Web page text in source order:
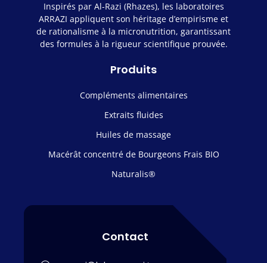
Inspirés par Al-Razi (Rhazes), les laboratoires
ARRAZI appliquent son héritage d’empirisme et
de rationalisme à la micronutrition, garantissant
des formules à la rigueur scientifique prouvée.
Produits
Compléments alimentaires
Extraits fluides
Huiles de massage
Macérât concentré de Bourgeons Frais BIO
Naturalis®
Contact